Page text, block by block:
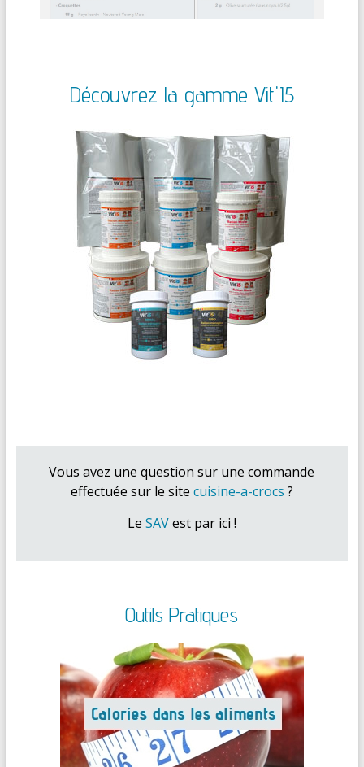
Découvrez la gamme Vit'I5
Vous avez une question sur une commande
effectuée sur le site cuisine-a-crocs ?
Le SAVest par ici !
Outils Pratiques